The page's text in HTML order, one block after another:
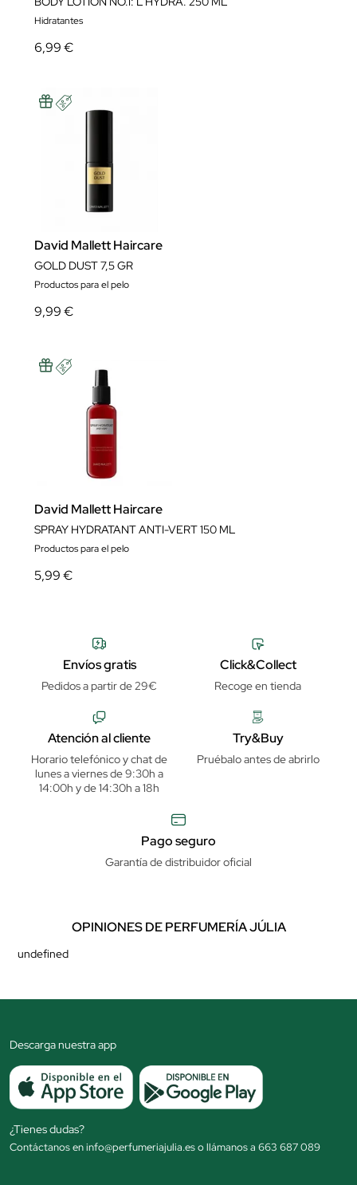
Hidratantes
6,99 €
David Mallett Haircare
GOLD DUST 7,5 GR
Productos para el pelo
9,99 €
David Mallett Haircare
SPRAY HYDRATANT ANTI-VERT 150 ML
Productos para el pelo
5,99 €
Envíos gratis
Pedidos a partir de 29€
Click&Collect
Recoge en tienda
Atención al cliente
Horario telefónico y chat de
lunes a viernes de 9:30h a
14:00h y de 14:30h a 18h
Try&Buy
Pruébalo antes de abrirlo
Pago seguro
Garantía de distribuidor oficial
OPINIONES DE PERFUMERÍA JÚLIA
undefined
Descarga nuestra app
¿Tienes dudas?
Contáctanos en info@perfumeriajulia.es o llámanos a 663 687 089